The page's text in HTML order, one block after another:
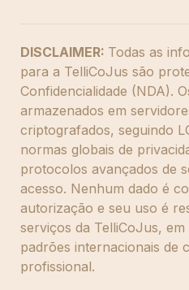
DISCLAIMER: Todas as
para a TelliCoJus são
Confidencialidade (NDA).
armazenados em
criptografados, seguindo
normas globais de
protocolos avançados de
acesso. Nenhum dado é
autorização e seu uso é
serviços da TelliCoJus,
padrões internacionais de
profissional.